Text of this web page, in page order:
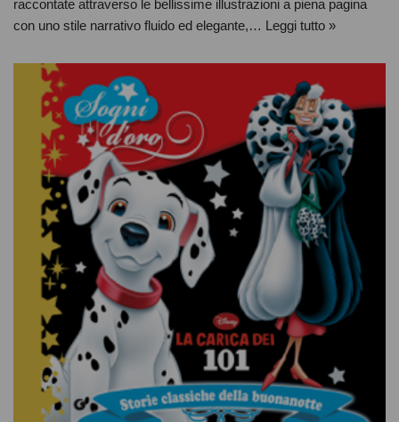
raccontate attraverso le bellissime illustrazioni a piena pagina
con uno stile narrativo fluido ed elegante,… Leggi tutto »